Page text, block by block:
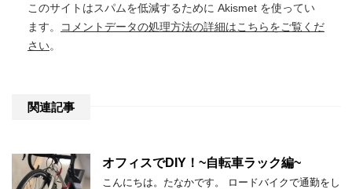
このサイトはスパムを低減するために Akismet を使ってい
ます。
コメントデータの処理方法の詳細はこちらをご覧くだ
さい。
関連記事
オフィスでDIY！~自転車ラック編~
こんにちは。たなかです。 ロードバイクで通勤をし